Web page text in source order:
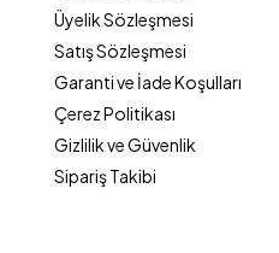
Üyelik Sözleşmesi
Satış Sözleşmesi
Garanti ve İade Koşulları
Çerez Politikası
Gizlilik ve Güvenlik
Sipariş Takibi